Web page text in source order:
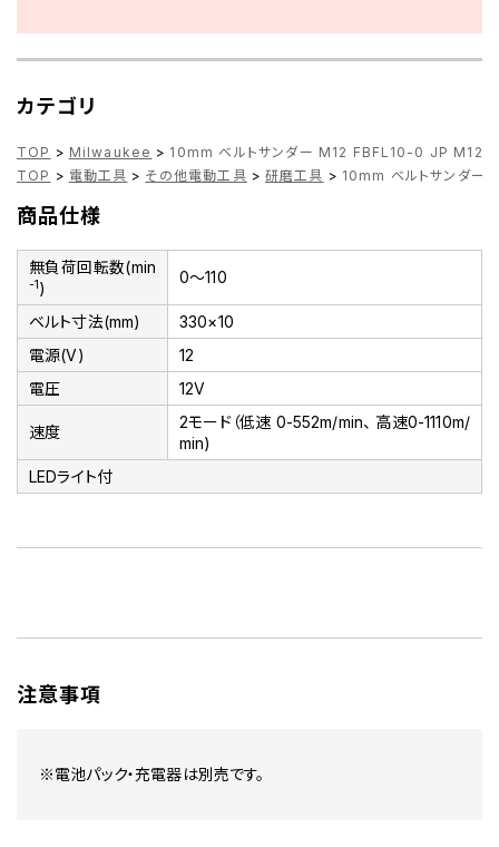
カテゴリ
TOP > Milwaukee > 10mm ベルトサンダー M12 FBFL10-0 JP M12
TOP > 電動工具 > その他電動工具 > 研磨工具 > 10mm ベルトサンダ
商品仕様
無負荷回転数(min
-1)
0～110
ベルト寸法(mm)
330×10
電源(V)
12
電圧
12V
速度
2モード（低速 0-552m/min、 高速0-1110m/
min)
LEDライト付
注意事項
※電池パック・充電器は別売です。